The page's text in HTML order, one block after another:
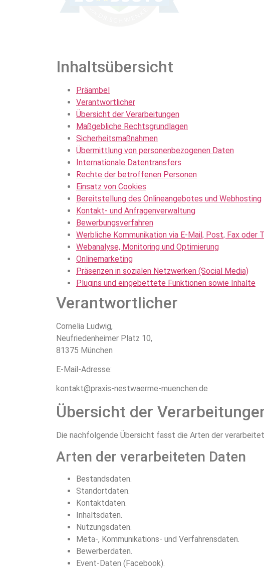
Inhaltsübersicht
Präambel
Verantwortlicher
Übersicht der Verarbeitungen
Maßgebliche Rechtsgrundlagen
Sicherheitsmaßnahmen
Übermittlung von personenbezogenen Daten
Internationale Datentransfers
Rechte der betroffenen Personen
Einsatz von Cookies
Bereitstellung des Onlineangebotes und Webhosting
Kontakt- und Anfragenverwaltung
Bewerbungsverfahren
Werbliche Kommunikation via E-Mail, Post, Fax oder
Webanalyse, Monitoring und Optimierung
Onlinemarketing
Präsenzen in sozialen Netzwerken (Social Media)
Plugins und eingebettete Funktionen sowie Inhalte
Verantwortlicher
Cornelia Ludwig,
Neufriedenheimer Platz 10,
81375 München
E-Mail-Adresse:
kontakt@praxis-nestwaerme-muenchen.de
Übersicht der
Die nachfolgende Übersicht fasst die Arten der
Arten der verarbeiteten Daten
Bestandsdaten.
Standortdaten.
Kontaktdaten.
Inhaltsdaten.
Nutzungsdaten.
Meta-, Kommunikations- und Verfahrensdaten.
Bewerberdaten.
Event-Daten (Facebook).